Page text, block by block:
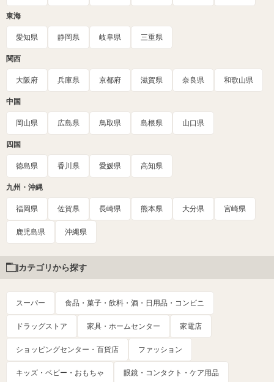
東海
愛知県 静岡県 岐阜県 三重県
関西
大阪府 兵庫県 京都府 滋賀県 奈良県 和歌山県
中国
岡山県 広島県 鳥取県 島根県 山口県
四国
徳島県 香川県 愛媛県 高知県
九州・沖縄
福岡県 佐賀県 長崎県 熊本県 大分県 宮崎県
鹿児島県 沖縄県
カテゴリから探す
スーパー 食品・菓子・飲料・酒・日用品・コンビニ
ドラッグストア 家具・ホームセンター 家電店
ショッピングセンター・百貨店 ファッション
キッズ・ベビー・おもちゃ 眼鏡・コンタクト・ケア用品